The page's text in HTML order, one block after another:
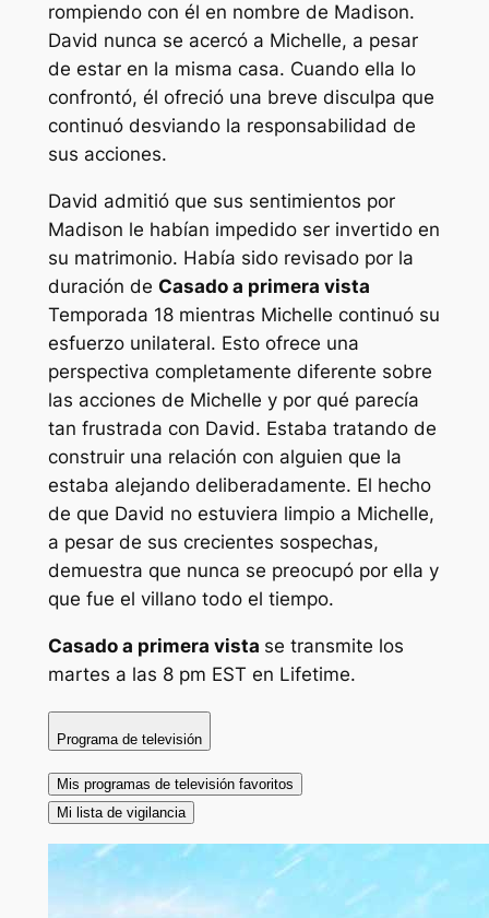
rompiendo con él en nombre de Madison.
David nunca se acercó a Michelle, a pesar
de estar en la misma casa. Cuando ella lo
confrontó, él ofreció una breve disculpa que
continuó desviando la responsabilidad de
sus acciones.
David admitió que sus sentimientos por
Madison le habían impedido ser invertido en
su matrimonio. Había sido revisado por la
duración de Casado a primera vista
Temporada 18 mientras Michelle continuó su
esfuerzo unilateral. Esto ofrece una
perspectiva completamente diferente sobre
las acciones de Michelle y por qué parecía
tan frustrada con David. Estaba tratando de
construir una relación con alguien que la
estaba alejando deliberadamente. El hecho
de que David no estuviera limpio a Michelle,
a pesar de sus crecientes sospechas,
demuestra que nunca se preocupó por ella y
que fue el villano todo el tiempo.
Casado a primera vista se transmite los
martes a las 8 pm EST en Lifetime.
Programa de televisión
Mis programas de televisión favoritos
Mi lista de vigilancia